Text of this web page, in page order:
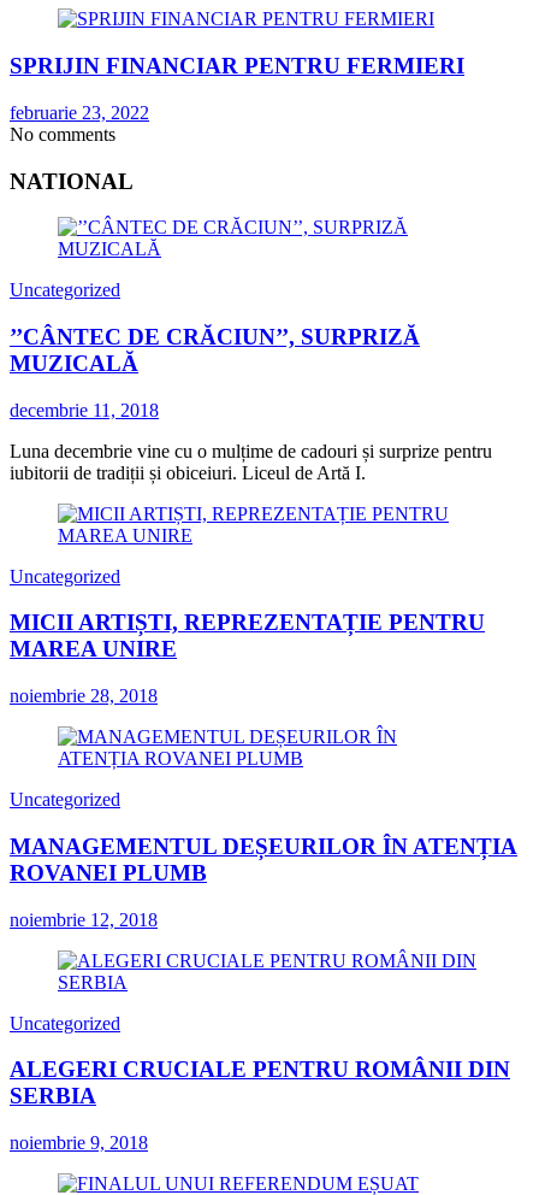
SPRIJIN FINANCIAR PENTRU FERMIERI
februarie 23, 2022
No comments
NATIONAL
Uncategorized
’’CÂNTEC DE CRĂCIUN’’, SURPRIZĂ
MUZICALĂ
decembrie 11, 2018
Luna decembrie vine cu o mulțime de cadouri și surprize pentru
iubitorii de tradiții și obiceiuri. Liceul de Artă I.
Uncategorized
MICII ARTIȘTI, REPREZENTAȚIE PENTRU
MAREA UNIRE
noiembrie 28, 2018
Uncategorized
MANAGEMENTUL DEȘEURILOR ÎN ATENȚIA
ROVANEI PLUMB
noiembrie 12, 2018
Uncategorized
ALEGERI CRUCIALE PENTRU ROMÂNII DIN
SERBIA
noiembrie 9, 2018